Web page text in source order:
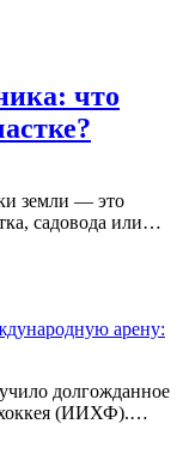
что
земли — это
садовода или…
арену:
долгожданное
хоккея (ИИХФ).…